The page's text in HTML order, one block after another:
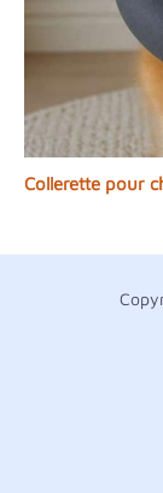
Collerette pour